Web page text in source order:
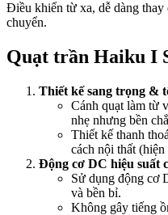
Điều khiển từ xa, dễ dàng
chuyển.
Quạt trần Haiku I
Thiết kế sang trọng &
Cánh quạt làm từ
nhẹ nhưng bền
Thiết kế thanh
cách nội thất
Động cơ DC hiệu suất
Sử dụng động cơ
và bền bỉ.
Không gây tiếng